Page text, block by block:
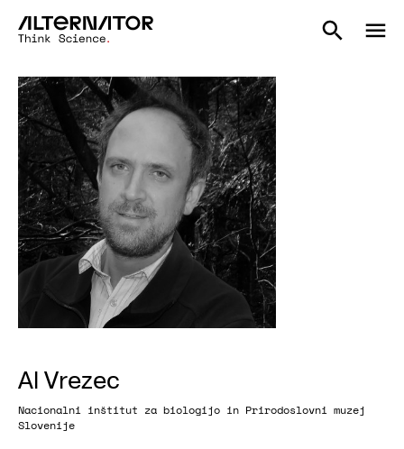
Al Vrezec
Nacionalni inštitut za biologijo in Prirodoslovni muzej
Slovenije